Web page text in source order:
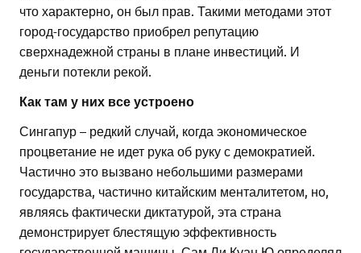
что характерно, он был прав. Такими методами этот
город-государство приобрел репутацию
сверхнадежной страны в плане инвестиций. И
деньги потекли рекой.
Как там у них все устроено
Сингапур – редкий случай, когда экономическое
процветание не идет рука об руку с демократией.
Частично это вызвано небольшими размерами
государства, частично китайским менталитетом, но,
являясь фактически диктатурой, эта страна
демонстрирует блестящую эффективность